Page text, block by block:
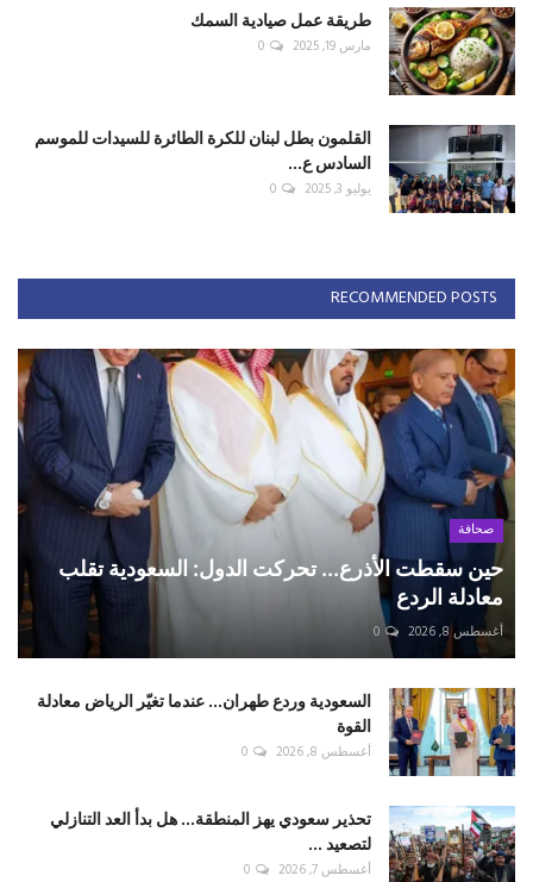
طريقة عمل صيادية السمك
مارس 19, 2025 0
القلمون بطل لبنان للكرة الطائرة للسيدات للموسم
السادس ع...
يوليو 3, 2025 0
RECOMMENDED POSTS
صحافة
حين سقطت الأذرع... تحركت الدول: السعودية تقلب
معادلة الردع
أغسطس 8, 2026 0
السعودية وردع طهران... عندما تغيّر الرياض معادلة
القوة
أغسطس 8, 2026 0
تحذير سعودي يهز المنطقة... هل بدأ العد التنازلي
لتصعيد ...
أغسطس 7, 2026 0